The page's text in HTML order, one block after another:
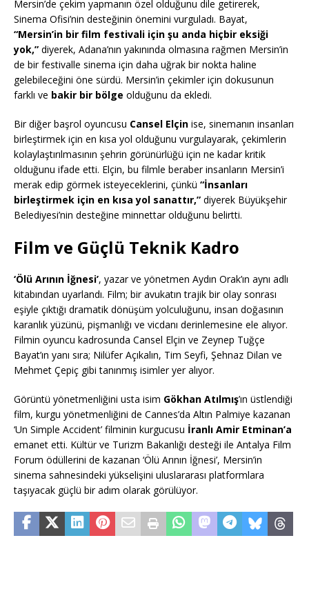
Mersin’de çekim yapmanın özel olduğunu dile getirerek,
Sinema Ofisi’nin desteğinin önemini vurguladı. Bayat,
“Mersin’in bir film festivali için şu anda hiçbir eksiği
yok,” diyerek, Adana’nın yakınında olmasına rağmen Mersin’in
de bir festivalle sinema için daha uğrak bir nokta haline
gelebileceğini öne sürdü. Mersin’in çekimler için dokusunun
farklı ve bakir bir bölge olduğunu da ekledi.
Bir diğer başrol oyuncusu Cansel Elçin ise, sinemanın insanları
birleştirmek için en kısa yol olduğunu vurgulayarak, çekimlerin
kolaylaştırılmasının şehrin görünürlüğü için ne kadar kritik
olduğunu ifade etti. Elçin, bu filmle beraber insanların Mersin’i
merak edip görmek isteyeceklerini, çünkü “İnsanları
birleştirmek için en kısa yol sanattır,” diyerek Büyükşehir
Belediyesi’nin desteğine minnettar olduğunu belirtti.
Film ve Güçlü Teknik Kadro
‘Ölü Arının İğnesi’, yazar ve yönetmen Aydın Orak’ın aynı adlı
kitabından uyarlandı. Film; bir avukatın trajik bir olay sonrası
eşiyle çıktığı dramatik dönüşüm yolculuğunu, insan doğasının
karanlık yüzünü, pişmanlığı ve vicdanı derinlemesine ele alıyor.
Filmin oyuncu kadrosunda Cansel Elçin ve Zeynep Tuğçe
Bayat’ın yanı sıra; Nilüfer Açıkalın, Tim Seyfi, Şehnaz Dilan ve
Mehmet Çepiç gibi tanınmış isimler yer alıyor.
Görüntü yönetmenliğini usta isim Gökhan Atılmış’ın üstlendiği
film, kurgu yönetmenliğini de Cannes’da Altın Palmiye kazanan
‘Un Simple Accident’ filminin kurgucusu İranlı Amir Etminan’a
emanet etti. Kültür ve Turizm Bakanlığı desteği ile Antalya Film
Forum ödüllerini de kazanan ‘Ölü Arının İğnesi’, Mersin’in
sinema sahnesindeki yükselişini uluslararası platformlara
taşıyacak güçlü bir adım olarak görülüyor.